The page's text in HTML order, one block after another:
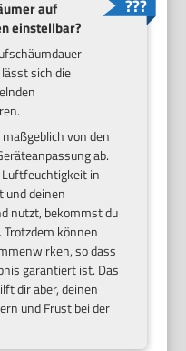
auf
einstellbar?
sich die
von den
ab.
Luftfeuchtigkeit in
und deinen
nutzt, bekommst du
können
so dass
garantiert ist. Das
dir aber, deinen
und Frust bei der